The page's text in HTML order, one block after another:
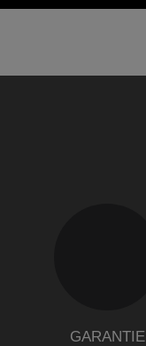
GARANTIE